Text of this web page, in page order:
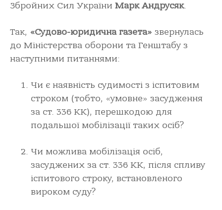
Збройних Сил України Марк Андрусяк.
Так, «Судово-юридична газета» звернулась
до Міністерства оборони та Генштабу з
наступними питаннями:
Чи є наявність судимості з іспитовим
строком (тобто, «умовне» засудження
за ст. 336 КК), перешкодою для
подальшої мобілізації таких осіб?
Чи можлива мобілізація осіб,
засуджених за ст. 336 КК, після спливу
іспитового строку, встановленого
вироком суду?